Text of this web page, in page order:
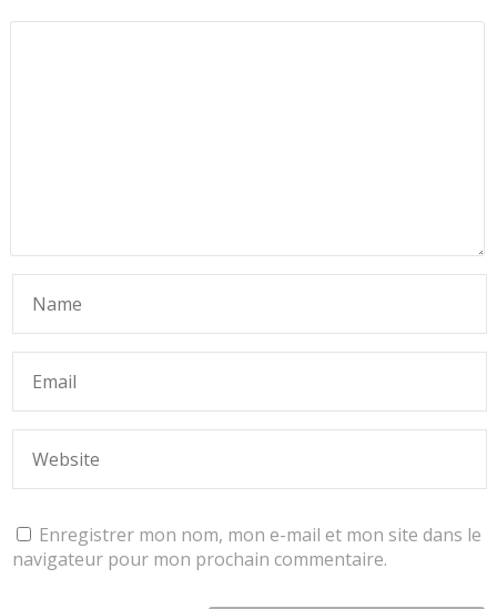
Enregistrer mon nom, mon e-mail et mon site dans le
navigateur pour mon prochain commentaire.